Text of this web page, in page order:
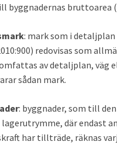
byggnadernas bruttoarea
: mark som i
redovisas som
av detaljplan, väg
sådan mark.
: byggnader, som till
lagerutrymme, där endast
har tillträde, räknas